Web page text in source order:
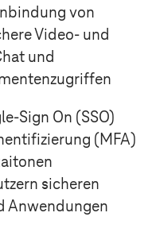
von
Video- und
und
Sign On (SSO)
(MFA)
sicheren
Anwendungen